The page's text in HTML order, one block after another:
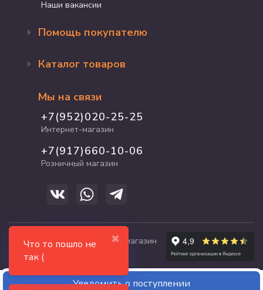
✖
Что то пошло не
так (
Уведомить о поступлении
Наши вакансии
Помощь покупателю
Доставка и оплата
Программа лояльности
График работы
Полезные статьи
Каталог товаров
Акции
Для кошек
Для собак
Для грызунов
Для рыб и рептилий
Мы на связи
+7(952)020-25-25
Интернет-магазин
+7(917)660-10-06
Розничный магазин
© 2017-2026 zooshop21.ru - магазин
зоотоваров в Чебоксарах